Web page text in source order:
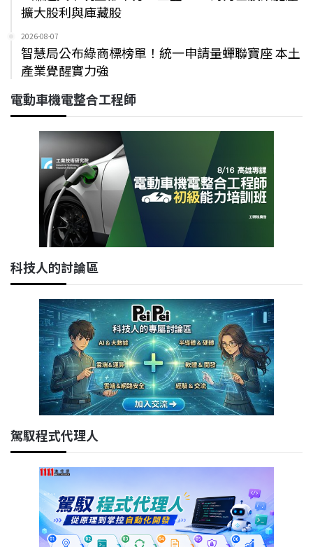
擴大股利與庫藏股
2026-08-07
智慧局公布綠商標榜單！統一申請量蟬聯寶座 本土
產業覺醒實力強
電動車機電整合工程師
科技人的討論區
駕馭程式代理人